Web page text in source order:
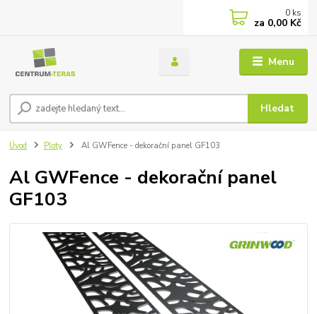
Menu
Hledat
0 ks
za 0,00 Kč
Úvod Ploty Al GWFence - dekorační panel GF103
Al GWFence - dekorační panel
GF103